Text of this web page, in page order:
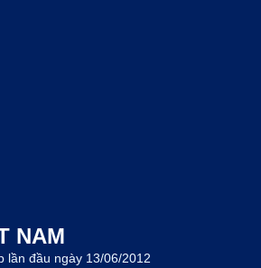
NAM
lần đầu ngày 13/06/2012